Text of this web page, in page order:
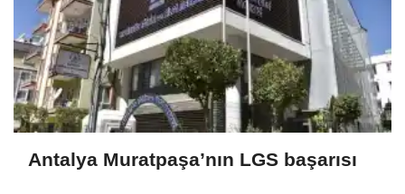
Antalya Muratpaşa’nın LGS başarısı